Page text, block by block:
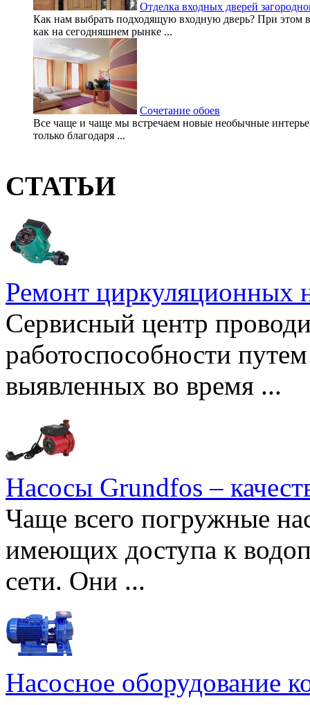
Отделка входных дверей
Как нам выбрать подходящую входную дверь? При этом
как на сегодняшнем рынке ...
Сочетание обоев
Все чаще и чаще мы встречаем новые необычные
только благодаря ...
СТАТЬИ
Ремонт циркуляционных
Сервисный центр
работоспособности
выявленных во время ...
Насосы Grundfos –
Чаще всего погружные
имеющих доступа к
сети. Они ...
Насосное оборудование